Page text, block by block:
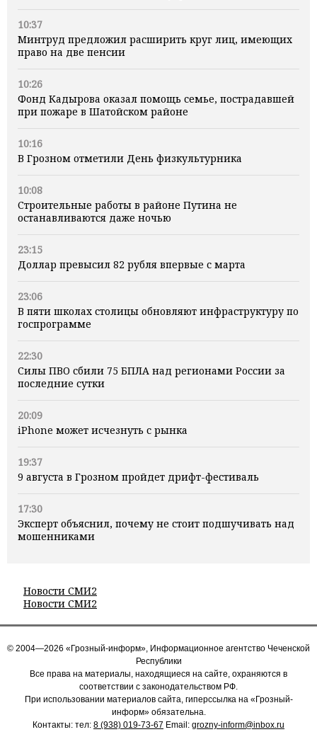
10:37
Минтруд предложил расширить круг лиц, имеющих
право на две пенсии
10:26
Фонд Кадырова оказал помощь семье, пострадавшей
при пожаре в Шатойском районе
10:16
В Грозном отметили День физкультурника
10:08
Строительные работы в районе Путина не
останавливаются даже ночью
23:15
Доллар превысил 82 рубля впервые с марта
23:06
В пяти школах столицы обновляют инфраструктуру по
госпрограмме
22:30
Силы ПВО сбили 75 БПЛА над регионами России за
последние сутки
20:09
iPhone может исчезнуть с рынка
19:37
9 августа в Грозном пройдет дрифт-фестиваль
17:30
Эксперт объяснил, почему не стоит подшучивать над
мошенниками
Новости СМИ2
Новости СМИ2
© 2004—2026 «Грозный-информ», Информационное агентство Чеченской
Республики
Все права на материалы, находящиеся на сайте, охраняются в
соответствии с законодательством РФ.
При использовании материалов сайта, гиперссылка на «Грозный-
информ» обязательна.
Контакты: тел: 8 (938) 019-73-67 Email: grozny-inform@inbox.ru